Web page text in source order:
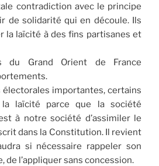
contradiction avec le principe
de solidarité qui en découle. Ils
la laïcité à des fins partisanes et
du Grand Orient de France
électorales importantes, certains
laïcité parce que la société
à notre société d’assimiler le
dans la Constitution. Il revient
si nécessaire rappeler son
de l’appliquer sans concession.